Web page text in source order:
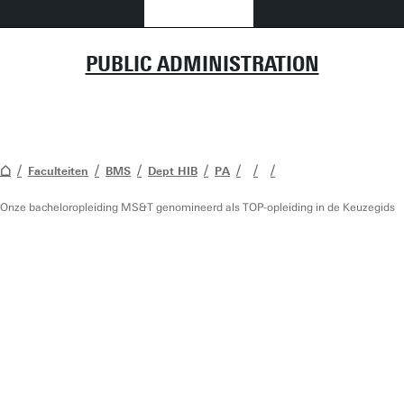
PUBLIC ADMINISTRATION
Faculteiten BMS Dept HIB PA
Onze bacheloropleiding MS&T genomineerd als TOP-opleiding in de Keuzegids